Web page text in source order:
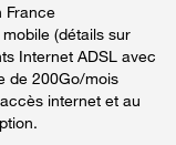
France
(détails sur
Internet ADSL avec
de 200Go/mois
internet et au